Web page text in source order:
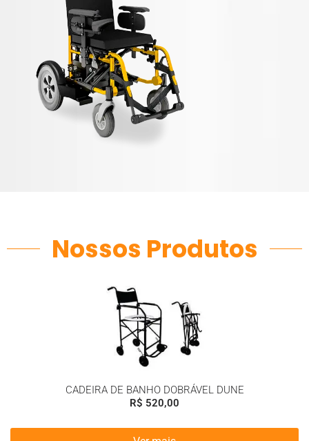
Nossos Produtos
CADEIRA DE BANHO DOBRÁVEL DUNE
R$ 520,00